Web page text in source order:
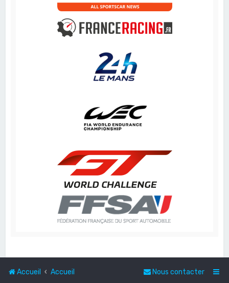
Accueil Accueil Nous contacter